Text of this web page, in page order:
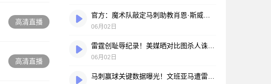
高清直播
高清直播
06月02日
06月02日